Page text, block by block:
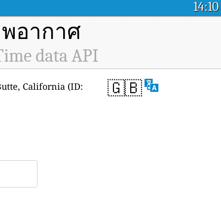
14:10
อากาศ
data API
🇬🇧
California (ID: